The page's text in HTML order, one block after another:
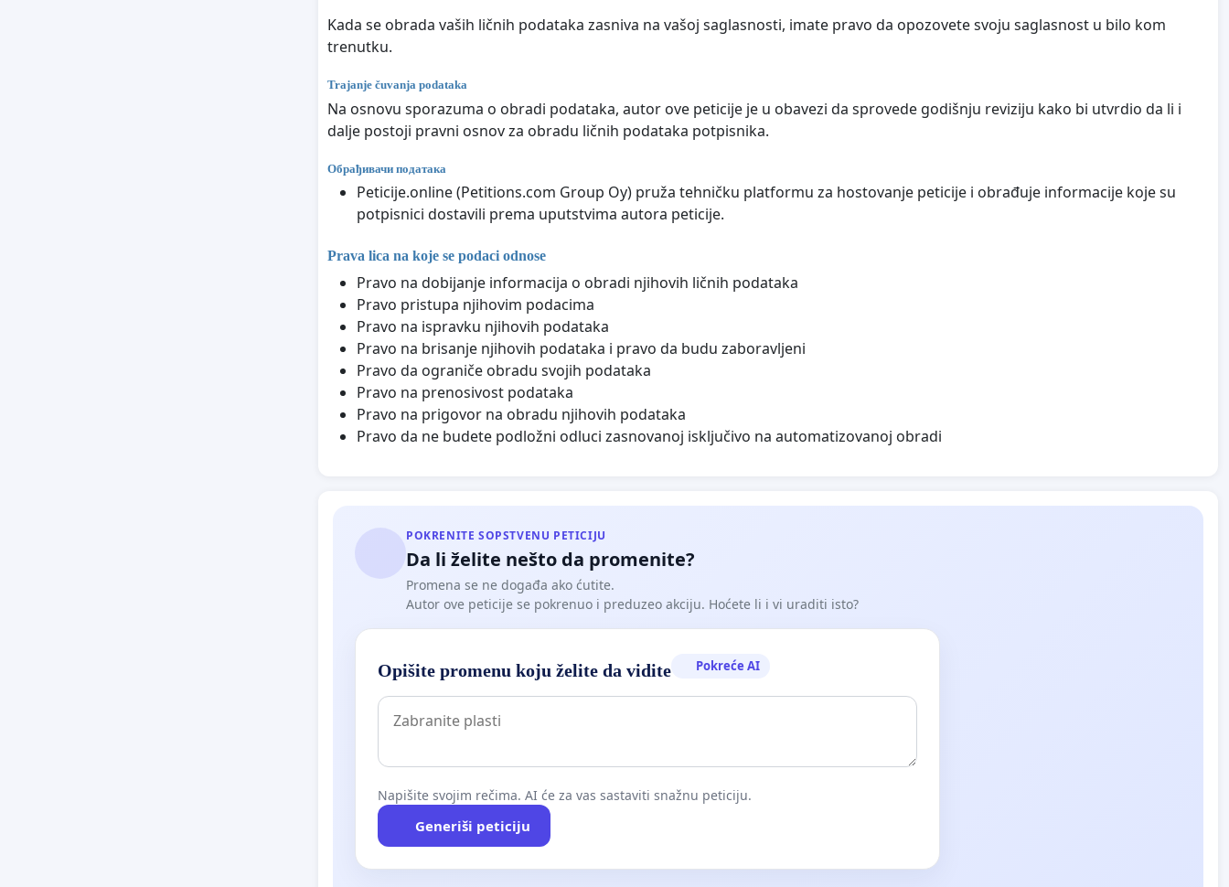
Kada se obrada vaših ličnih podataka zasniva na vašoj saglasnosti, imate pravo da opozovete svoju saglasnost u bilo kom
trenutku.
Trajanje čuvanja podataka
Na osnovu sporazuma o obradi podataka, autor ove peticije je u obavezi da sprovede godišnju reviziju kako bi utvrdio da li i
dalje postoji pravni osnov za obradu ličnih podataka potpisnika.
Обрађивачи података
Peticije.online (Petitions.com Group Oy) pruža tehničku platformu za hostovanje peticije i obrađuje informacije koje su
potpisnici dostavili prema uputstvima autora peticije.
Prava lica na koje se podaci odnose
Pravo na dobijanje informacija o obradi njihovih ličnih podataka
Pravo pristupa njihovim podacima
Pravo na ispravku njihovih podataka
Pravo na brisanje njihovih podataka i pravo da budu zaboravljeni
Pravo da ograniče obradu svojih podataka
Pravo na prenosivost podataka
Pravo na prigovor na obradu njihovih podataka
Pravo da ne budete podložni odluci zasnovanoj isključivo na automatizovanoj obradi
POKRENITE SOPSTVENU PETICIJU
Da li želite nešto da promenite?
Promena se ne događa ako ćutite.
Autor ove peticije se pokrenuo i preduzeo akciju. Hoćete li i vi uraditi isto?
Opišite promenu koju želite da vidite Pokreće AI
Napišite svojim rečima. AI će za vas sastaviti snažnu peticiju.
Generiši peticiju